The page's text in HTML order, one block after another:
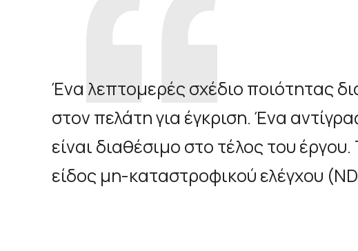
Ένα λεπτομερές σχέδιο ποιότητας
στον πελάτη για έγκριση. Ένα
είναι διαθέσιμο στο τέλος του
είδος μη-καταστροφικού ελέγχου